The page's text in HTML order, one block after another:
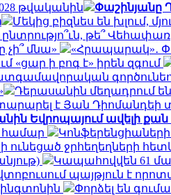
թվականին
Փաշինյանը
Մեկից բիզնես են խլում,
թե՞
չի՞ մնա»
«Հրապարակ»․
«ցար ի բոգ է» իրեն զգում
Դերասանին մեղադրում
է Յան Դիոմանդեի
Եվրոպայում ավելի
համար
ունեցած ջրհեղեղների
Կապահովվեն 61
պայթյուն է
Փորձել են